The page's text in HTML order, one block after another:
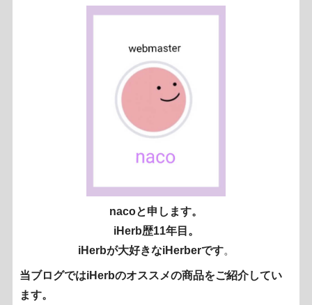
nacoと申します。
iHerb歴11年目。
iHerbが大好きなiHerberです。
当ブログではiHerbのオススメの商品をご紹介してい
ます。